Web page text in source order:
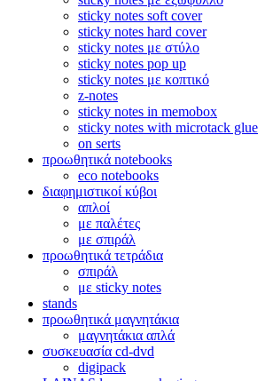
sticky notes soft cover
sticky notes hard cover
sticky notes με στύλο
sticky notes pop up
sticky notes με κοπτικό
z-notes
sticky notes in memobox
sticky notes with microtack glue
on serts
προωθητικά notebooks
eco notebooks
διαφημιστικοί κύβοι
απλοί
με παλέτες
με σπιράλ
προωθητικά τετράδια
σπιράλ
με sticky notes
stands
προωθητικά μαγνητάκια
μαγνητάκια απλά
συσκευασία cd-dvd
digipack